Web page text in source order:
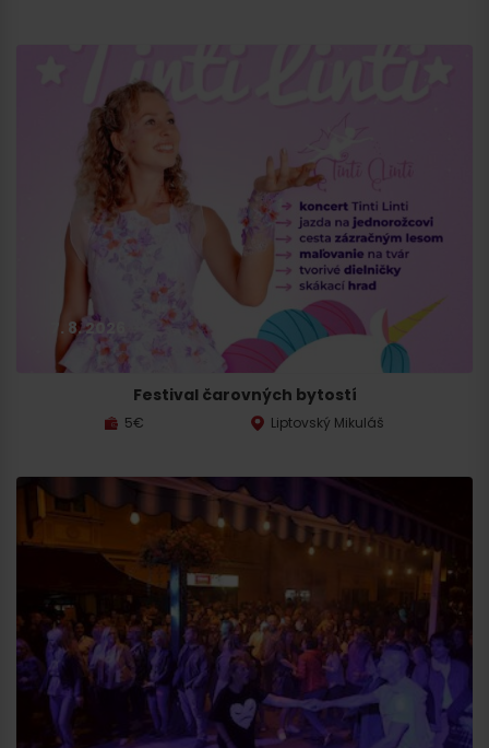
7. 8. 2026
Festival čarovných bytostí
5€ Liptovský Mikuláš